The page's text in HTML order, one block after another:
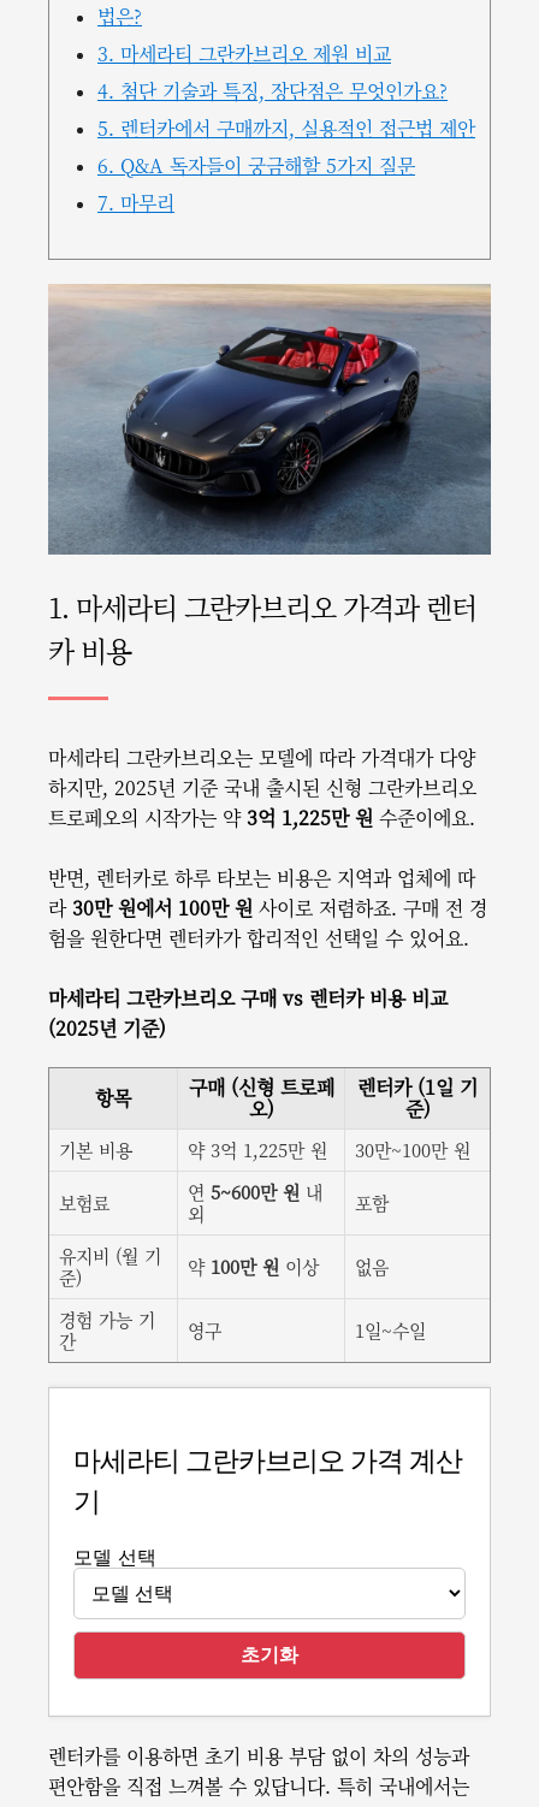
법은?
3. 마세라티 그란카브리오 제원 비교
4. 첨단 기술과 특징, 장단점은 무엇인가요?
5. 렌터카에서 구매까지, 실용적인 접근법 제안
6. Q&A 독자들이 궁금해할 5가지 질문
7. 마무리
1. 마세라티 그란카브리오 가격과 렌터
카 비용
마세라티 그란카브리오는 모델에 따라 가격대가 다양
하지만, 2025년 기준 국내 출시된 신형 그란카브리오
트로페오의 시작가는 약3억 1,225만 원 수준이에요.
반면, 렌터카로 하루 타보는 비용은 지역과 업체에 따
라30만 원에서 100만 원 사이로 저렴하죠. 구매 전 경
험을 원한다면 렌터카가 합리적인 선택일 수 있어요.
마세라티 그란카브리오 구매 vs 렌터카 비용 비교
(2025년 기준)
항목 구매 (신형 트로페
오)
렌터카 (1일 기
준)
기본 비용 약 3억 1,225만 원 30만~100만 원
보험료 연 5~600만 원 내
외
포함
유지비 (월 기
준)
약 100만 원 이상 없음
경험 가능 기
간
영구 1일~수일
마세라티 그란카브리오 가격 계산
기
모델 선택
초기화
렌터카를 이용하면 초기 비용 부담 없이 차의 성능과
편안함을 직접 느껴볼 수 있답니다. 특히 국내에서는